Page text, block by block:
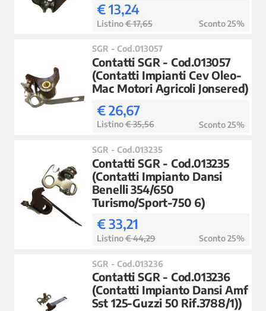
€ 13,24
Listino€ 17,65 Sconto 25%
SGR - Cod.013057
Contatti SGR - Cod.013057
(Contatti Impianti Cev Oleo-
Mac Motori Agricoli Jonsered)
€ 26,67
Listino€ 35,56 Sconto 25%
SGR - Cod.013235
Contatti SGR - Cod.013235
(Contatti Impianto Dansi
Benelli 354/650
Turismo/Sport-750 6)
€ 33,21
Listino€ 44,29 Sconto 25%
SGR - Cod.013236
Contatti SGR - Cod.013236
(Contatti Impianto Dansi Amf
Sst 125-Guzzi 50 Rif.3788/1))